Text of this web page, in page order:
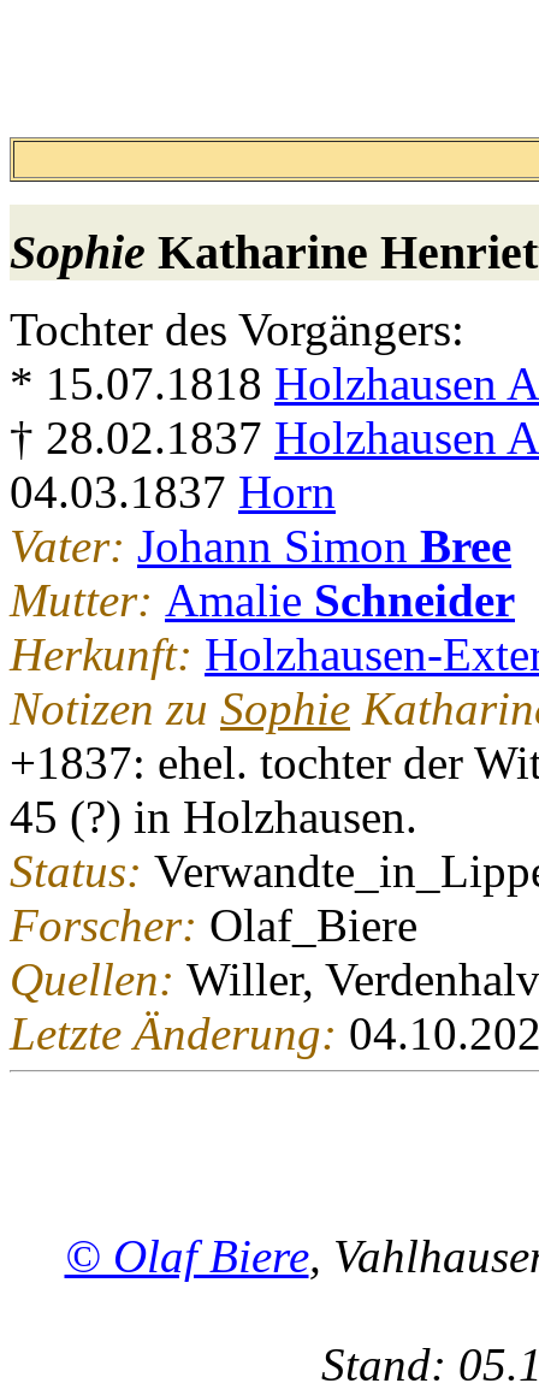
Sophie Katharine
Tochter des Vorgängers:
* 15.07.1818 Holzhausen
† 28.02.1837 Holzhausen
04.03.1837 Horn
Vater: Johann Simon Bree
Mutter: Amalie Schneider
Herkunft: Holzhausen-
Notizen zu Sophie
+1837: ehel. tochter der
45 (?) in Holzhausen.
Status:
Forscher: Olaf_Biere
Quellen: Willer,
Letzte Änderung:
© Olaf Biere,
Stand: